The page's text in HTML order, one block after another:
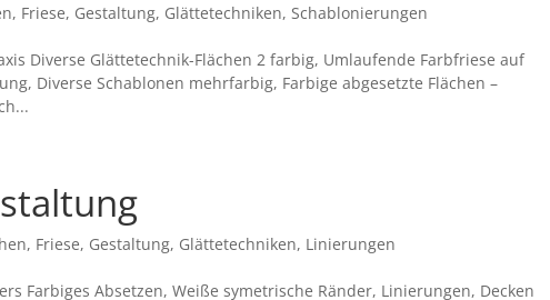
, Friese, Gestaltung, Glättetechniken,Schablonierungen
Diverse Glättetechnik-Flächen 2 farbig, Umlaufende Farbfriese auf
Diverse Schablonen mehrfarbig, Farbige abgesetzte Flächen –
, Friese, Gestaltung, Glättetechniken, Linierungen
Farbiges Absetzen, Weiße symetrische Ränder, Linierungen, Decken